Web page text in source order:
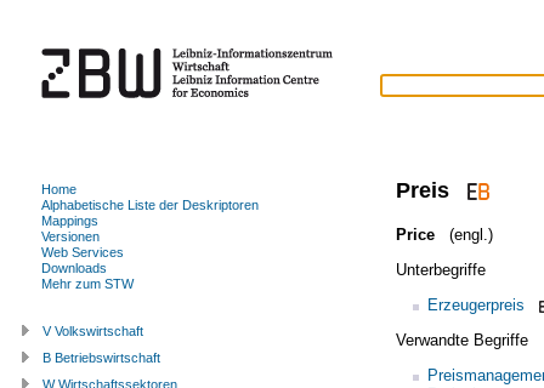
Preis
Price
(engl.)
Unterbegriffe
Erzeugerpreis
Verwandte Begriffe
Home
Alphabetische Liste der Deskriptoren
Mappings
Versionen
Web Services
Downloads
Mehr zum STW
V Volkswirtschaft
B Betriebswirtschaft
W Wirtschaftssektoren